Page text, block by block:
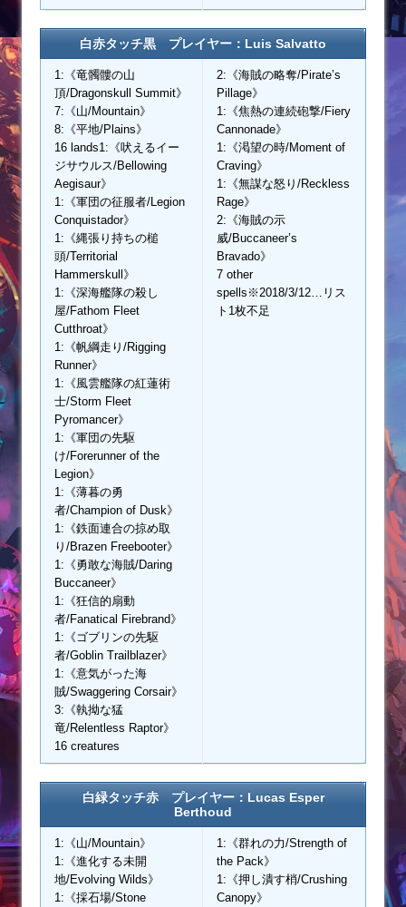
白赤タッチ黒 プレイヤー：Luis Salvatto
1:《竜髑髏の山
頂/Dragonskull Summit》
7:《山/Mountain》
8:《平地/Plains》
16 lands1:《吠えるイー
ジサウルス/Bellowing
Aegisaur》
1:《軍団の征服者/Legion
Conquistador》
1:《縄張り持ちの槌
頭/Territorial
Hammerskull》
1:《深海艦隊の殺し
屋/Fathom Fleet
Cutthroat》
1:《帆綱走り/Rigging
Runner》
1:《風雲艦隊の紅蓮術
士/Storm Fleet
Pyromancer》
1:《軍団の先駆
け/Forerunner of the
Legion》
1:《薄暮の勇
者/Champion of Dusk》
1:《鉄面連合の掠め取
り/Brazen Freebooter》
1:《勇敢な海賊/Daring
Buccaneer》
1:《狂信的扇動
者/Fanatical Firebrand》
1:《ゴブリンの先駆
者/Goblin Trailblazer》
1:《意気がった海
賊/Swaggering Corsair》
3:《執拗な猛
竜/Relentless Raptor》
16 creatures
2:《海賊の略奪/Pirate’s
Pillage》
1:《焦熱の連続砲撃/Fiery
Cannonade》
1:《渇望の時/Moment of
Craving》
1:《無謀な怒り/Reckless
Rage》
2:《海賊の示
威/Buccaneer’s
Bravado》
7 other
spells※2018/3/12…リス
ト1枚不足
白緑タッチ赤 プレイヤー：Lucas Esper
Berthoud
1:《山/Mountain》
1:《進化する未開
地/Evolving Wilds》
1:《採石場/Stone
1:《群れの力/Strength of
the Pack》
1:《押し潰す梢/Crushing
Canopy》